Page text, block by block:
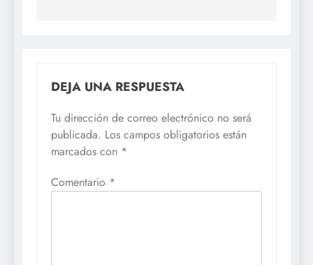
DEJA UNA RESPUESTA
Tu dirección de correo electrónico no será
publicada. Los campos obligatorios están
marcados con *
Comentario *